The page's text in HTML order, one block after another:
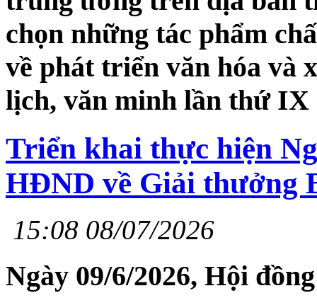
chọn những tác phẩm
về phát triển văn hóa và
lịch, văn minh lần thứ IX
Triển khai thực hiện
HĐND về Giải thưởng
15:08 08/07/2026
Ngày 09/6/2026, Hội